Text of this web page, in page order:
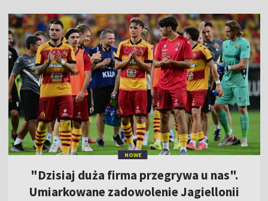
NOWE
"Dzisiaj duża firma przegrywa u nas".
Umiarkowane zadowolenie Jagiellonii